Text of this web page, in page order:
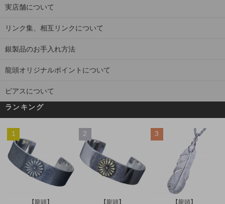
実店舗について
リンク集、相互リンクについて
銀製品のお手入れ方法
龍頭オリジナルポイントについて
ピアスについて
ランキング
1
【龍頭】
2
【龍頭】
3
【龍頭】